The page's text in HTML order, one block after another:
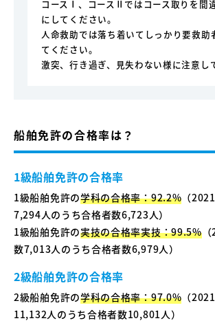
コースⅠ、コースⅡではコース取りを間
にしてください。
人命救助では落ち着いてしっかり要救助
てください。
激突、行き過ぎ、見失わない様に注意し
船舶免許の合格率は？
1級船舶免許の合格率
1級船舶免許の学科の合格率：92.2% （
7,294人のうち合格者数6,723人）
1級船舶免許の実技の合格率実技：99.5%
数7,013人のうち合格者数6,979人）
2級船舶免許の合格率
2級船舶免許の学科の合格率：97.0% （
11,132人のうち合格者数10,801人）